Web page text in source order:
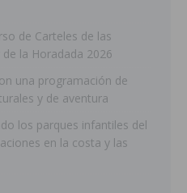
de Carteles de las
la Horadada 2026
una programación de
y de aventura
los parques infantiles del
en la costa y las